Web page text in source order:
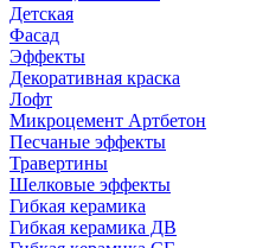
Детская
Фасад
Эффекты
Декоративная краска
Лофт
Микроцемент Артбетон
Песчаные эффекты
Травертины
Шелковые эффекты
Гибкая керамика
Гибкая керамика ДВ